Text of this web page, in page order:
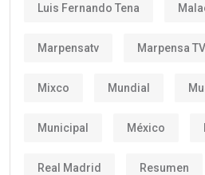
Luis Fernando Tena
Marpensatv Marpensa TV
Mixco Mundial
Municipal México
Real Madrid Resumen